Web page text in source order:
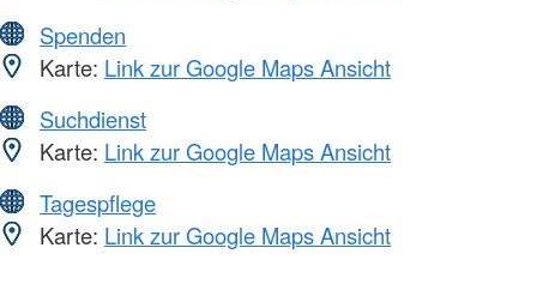
Spenden
Karte: Link zur Google Maps Ansicht
Suchdienst
Karte: Link zur Google Maps Ansicht
Tagespflege
Karte: Link zur Google Maps Ansicht